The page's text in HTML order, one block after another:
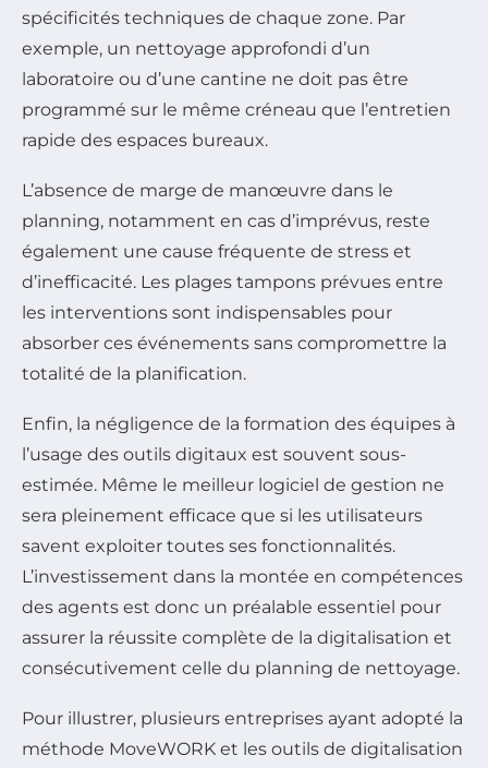
spécificités techniques de chaque zone. Par
exemple, un nettoyage approfondi d’un
laboratoire ou d’une cantine ne doit pas être
programmé sur le même créneau que l’entretien
rapide des espaces bureaux.
L’absence de marge de manœuvre dans le
planning, notamment en cas d’imprévus, reste
également une cause fréquente de stress et
d’inefficacité. Les plages tampons prévues entre
les interventions sont indispensables pour
absorber ces événements sans compromettre la
totalité de la planification.
Enfin, la négligence de la formation des équipes à
l’usage des outils digitaux est souvent sous-
estimée. Même le meilleur logiciel de gestion ne
sera pleinement efficace que si les utilisateurs
savent exploiter toutes ses fonctionnalités.
L’investissement dans la montée en compétences
des agents est donc un préalable essentiel pour
assurer la réussite complète de la digitalisation et
consécutivement celle du planning de nettoyage.
Pour illustrer, plusieurs entreprises ayant adopté la
méthode MoveWORK et les outils de digitalisation